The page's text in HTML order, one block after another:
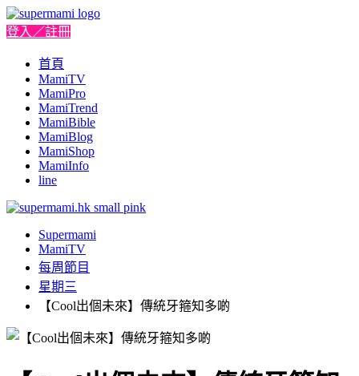
登入／註冊
首頁
MamiTV
MamiPro
MamiTrend
MamiBible
MamiBlog
MamiShop
MamiInfo
line
Supermami
MamiTV
每周節目
星期三
【Cool出個未來】傳統牙箍知多啲